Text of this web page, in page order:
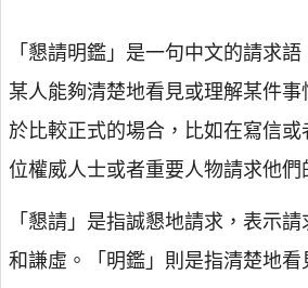
「懇請明鑑」是一句中文的請求
某人能夠清楚地看見或理解某件事
於比較正式的場合，比如在寫信
位權威人士或者重要人物請求他們
「懇請」是指誠懇地請求，表示
和謙虛。「明鑑」則是指清楚地看